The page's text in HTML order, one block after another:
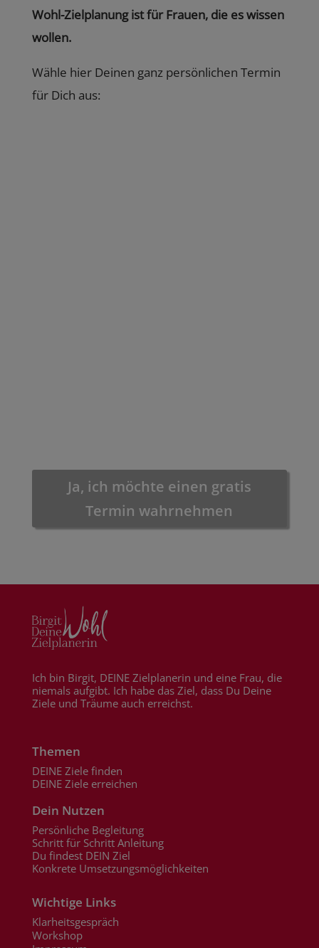
Wohl-Zielplanung ist für Frauen, die es wissen
wollen.
Wähle hier Deinen ganz persönlichen Termin
für Dich aus:
Ja, ich möchte einen gratis
Termin wahrnehmen
Ich bin Birgit, DEINE Zielplanerin und eine Frau, die
niemals aufgibt. Ich habe das Ziel, dass Du Deine
Ziele und Träume auch erreichst.
Themen
DEINE Ziele finden
DEINE Ziele erreichen
Dein Nutzen
Persönliche Begleitung
Schritt für Schritt Anleitung
Du findest DEIN Ziel
Konkrete Umsetzungsmöglichkeiten
Wichtige Links
Klarheitsgespräch
Workshop